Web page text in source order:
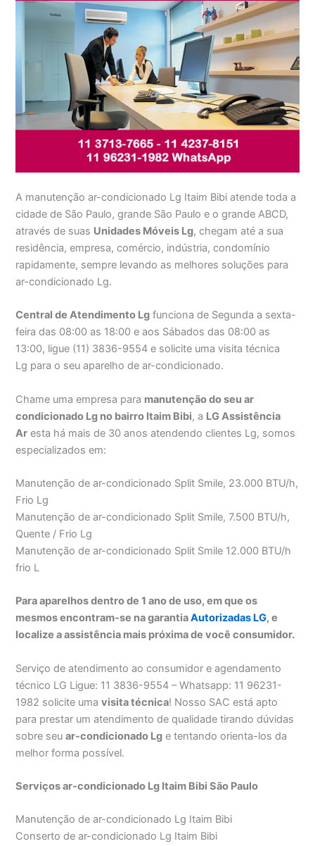
A manutenção ar-condicionado Lg Itaim Bibi atende toda a
cidade de São Paulo, grande São Paulo e o grande ABCD,
através de suas Unidades Móveis Lg, chegam até a sua
residência, empresa, comércio, indústria, condomínio
rapidamente, sempre levando as melhores soluções para
ar-condicionado Lg.
Central de Atendimento Lg funciona de Segunda a sexta-
feira das 08:00 as 18:00 e aos Sábados das 08:00 as
13:00, ligue (11) 3836-9554 e solicite uma visita técnica
Lg para o seu aparelho de ar-condicionado.
Chame uma empresa para manutenção do seu ar
condicionado Lg no bairro Itaim Bibi, a LG Assistência
Ar esta há mais de 30 anos atendendo clientes Lg, somos
especializados em:
Manutenção de ar-condicionado Split Smile, 23.000 BTU/h,
Frio Lg
Manutenção de ar-condicionado Split Smile, 7.500 BTU/h,
Quente / Frio Lg
Manutenção de ar-condicionado Split Smile 12.000 BTU/h
frio L
Para aparelhos dentro de 1 ano de uso, em que os
mesmos encontram-se na garantiaAutorizadas LG, e
localize a assistência mais próxima de você consumidor.
Serviço de atendimento ao consumidor e agendamento
técnico LG Ligue: 11 3836-9554 – Whatsapp: 11 96231-
1982 solicite umavisita técnica! Nosso SAC está apto
para prestar um atendimento de qualidade tirando dúvidas
sobre seuar-condicionado Lg e tentando orienta-los da
melhor forma possível.
Serviços ar-condicionado Lg Itaim Bibi São Paulo
Manutenção de ar-condicionado Lg Itaim Bibi
Conserto de ar-condicionado Lg Itaim Bibi